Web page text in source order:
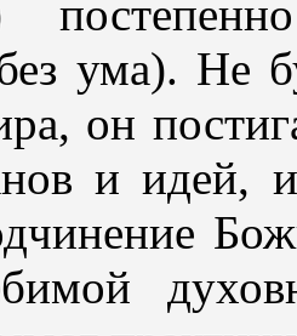
ума). Не
он
и идей,